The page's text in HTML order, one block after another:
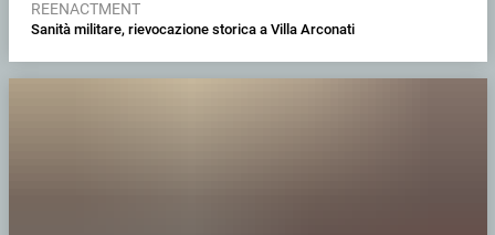
REENACTMENT
Sanità militare, rievocazione storica a Villa Arconati